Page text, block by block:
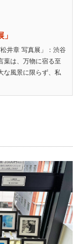
井章 写真展」：渋谷
葉は、万物に宿る至
な風景に限らず、私